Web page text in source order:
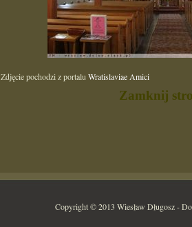
Zdjęcie pochodzi z portalu Wratislaviae Amici
Zamknij
Copyright © 2013 Wiesław Długosz -